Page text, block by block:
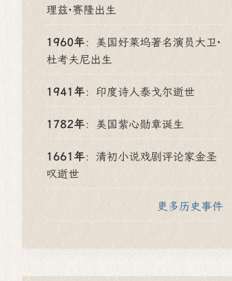
理兹·赛隆出生
1960年： 美国好莱坞著名演员大卫·
杜考夫尼出生
1941年： 印度诗人泰戈尔逝世
1782年： 美国紫心勋章诞生
1661年： 清初小说戏剧评论家金圣
叹逝世
更多历史事件